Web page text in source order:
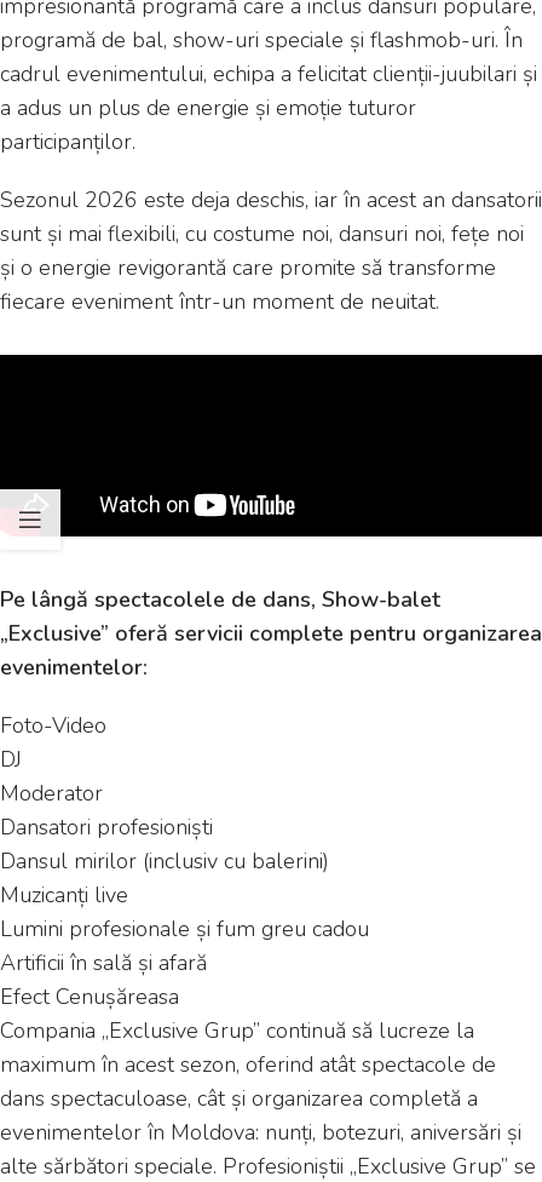
programă de bal, show-uri speciale și flashmob-uri. În
cadrul evenimentului, echipa a felicitat clienții-juubilari și
a adus un plus de energie și emoție tuturor
participanților.
Sezonul 2026 este deja deschis, iar în acest an dansatorii
sunt și mai flexibili, cu costume noi, dansuri noi, fețe noi
și o energie revigorantă care promite să transforme
fiecare eveniment într-un moment de neuitat.
Pe lângă spectacolele de dans, Show-balet
„Exclusive” oferă servicii complete pentru organizarea
evenimentelor:
Foto-Video
DJ
Moderator
Dansatori profesioniști
Dansul mirilor (inclusiv cu balerini)
Muzicanți live
Lumini profesionale și fum greu cadou
Artificii în sală și afară
Efect Cenușăreasa
Compania „Exclusive Grup” continuă să lucreze la
maximum în acest sezon, oferind atât spectacole de
dans spectaculoase, cât și organizarea completă a
evenimentelor în Moldova: nunți, botezuri, aniversări și
alte sărbători speciale. Profesioniștii „Exclusive Grup” se